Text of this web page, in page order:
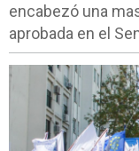
encabezó una
aprobada en el